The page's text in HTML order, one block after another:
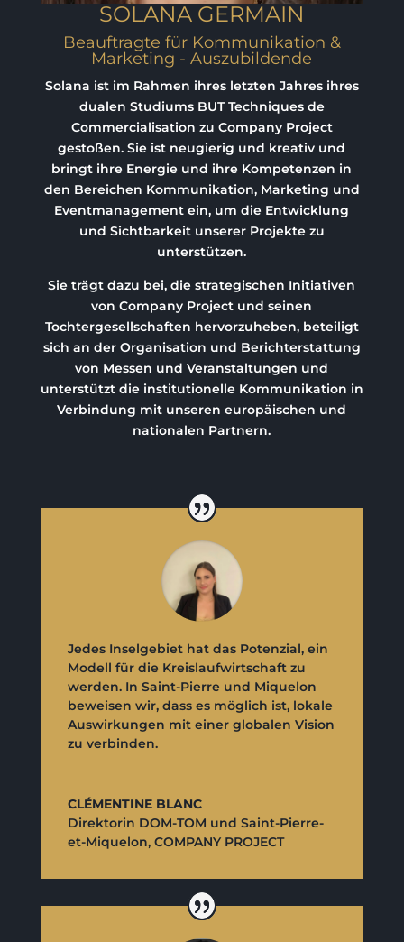
SOLANA GERMAIN
Beauftragte für Kommunikation &
Marketing - Auszubildende
Solana ist im Rahmen ihres letzten Jahres ihres
dualen Studiums BUT Techniques de
Commercialisation zu Company Project
gestoßen. Sie ist neugierig und kreativ und
bringt ihre Energie und ihre Kompetenzen in
den Bereichen Kommunikation, Marketing und
Eventmanagement ein, um die Entwicklung
und Sichtbarkeit unserer Projekte zu
unterstützen.
Sie trägt dazu bei, die strategischen Initiativen
von Company Project und seinen
Tochtergesellschaften hervorzuheben, beteiligt
sich an der Organisation und Berichterstattung
von Messen und Veranstaltungen und
unterstützt die institutionelle Kommunikation in
Verbindung mit unseren europäischen und
nationalen Partnern.
Jedes Inselgebiet hat das Potenzial, ein
Modell für die Kreislaufwirtschaft zu
werden. In Saint-Pierre und Miquelon
beweisen wir, dass es möglich ist, lokale
Auswirkungen mit einer globalen Vision
zu verbinden.
CLÉMENTINE BLANC
Direktorin DOM-TOM und Saint-Pierre-
et-Miquelon, COMPANY PROJECT